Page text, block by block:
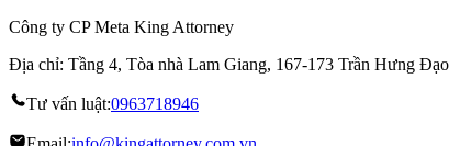
Công ty CP Meta King Attorney
Địa chỉ: Tầng 4, Tòa nhà Lam Giang, 167-173 Trần Hưng
Tư vấn luật:0963718946